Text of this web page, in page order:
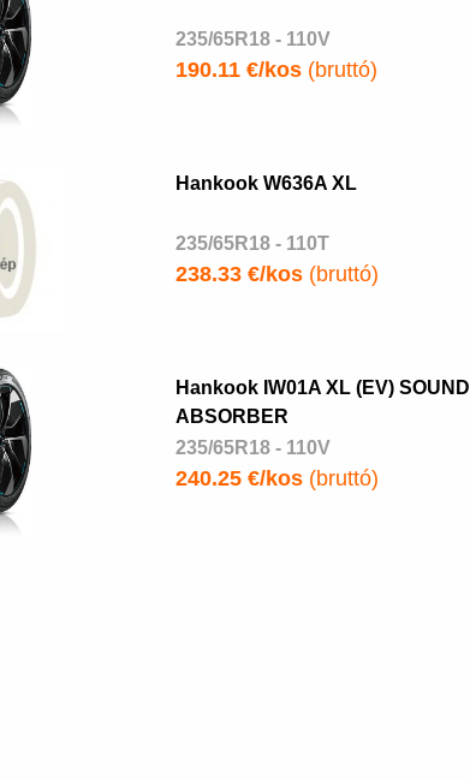
235/65R18 - 110V
190.11 €/kos(bruttó)
Hankook W636A XL
235/65R18 - 110T
238.33 €/kos(bruttó)
Hankook IW01A XL (EV) SOUND
ABSORBER
235/65R18 - 110V
240.25 €/kos(bruttó)